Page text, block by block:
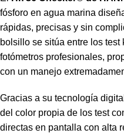
fósforo en agua marina
rápidas, precisas y sin
bolsillo se sitúa entre los
fotómetros profesionales,
con un manejo
Gracias a su tecnología
del color propia de los test
directas en pantalla con alta